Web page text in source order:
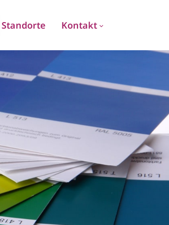
Standorte Kontakt